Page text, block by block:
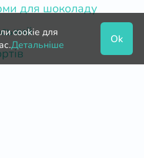
для шоколаду
cookie для
Детальніше Ok